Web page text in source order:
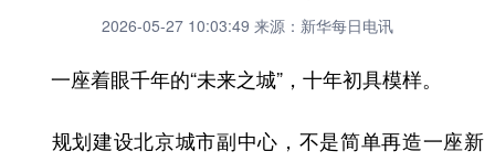
财经 网评
台湾 思客智库 全球连线 教育
2026-05-27 10:03:49 来源：新华每日电讯
一座着眼千年的“未来之城”，十年初具模样。
规划建设北京城市副中心，不是简单再造一座新